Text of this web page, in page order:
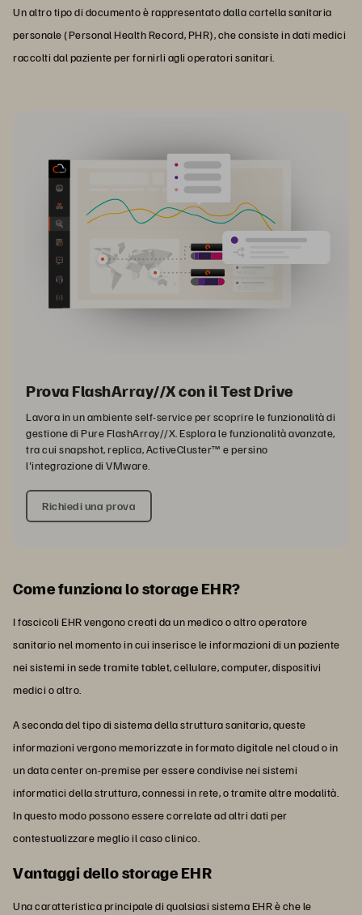
Un altro tipo di documento è rappresentato dalla cartella sanitaria
personale (Personal Health Record, PHR), che consiste in dati medici
raccolti dal paziente per fornirli agli operatori sanitari.
Prova FlashArray//X con il Test Drive
Lavora in un ambiente self-service per scoprire le funzionalità di
gestione di Pure FlashArray//X. Esplora le funzionalità avanzate,
tra cui snapshot, replica, ActiveCluster™ e persino
l'integrazione di VMware.
Richiedi una prova
Come funziona lo storage EHR?
I fascicoli EHR vengono creati da un medico o altro operatore
sanitario nel momento in cui inserisce le informazioni di un paziente
nei sistemi in sede tramite tablet, cellulare, computer, dispositivi
medici o altro.
A seconda del tipo di sistema della struttura sanitaria, queste
informazioni vergono memorizzate in formato digitale nel cloud o in
un data center on-premise per essere condivise nei sistemi
informatici della struttura, connessi in rete, o tramite altre modalità.
In questo modo possono essere correlate ad altri dati per
contestualizzare meglio il caso clinico.
Vantaggi dello storage EHR
Una caratteristica principale di qualsiasi sistema EHR è che le